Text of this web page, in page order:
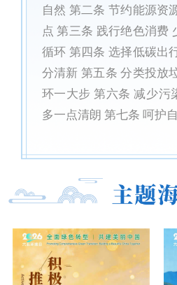
自然 第二条 节约能源资
点 第三条 践行绝色消费
循环 第四条 选择低碳出
分清新 第五条 分类投放
环一大步 第六条 减少污
多一点清朗 第七条 呵护